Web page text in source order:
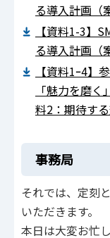
る導入計画（
【資料1-3】
る導入計画（
【資料1ｰ4】
「魅力を磨
料2：期待す
事務局
それでは、定刻
いただきます。
本日は大変お忙